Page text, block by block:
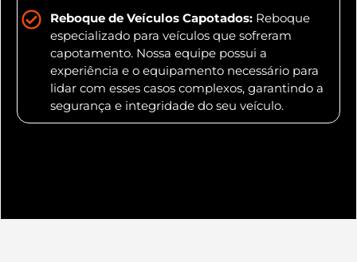
Reboque de Veículos Capotados: Reboque
especializado para veículos que sofreram
capotamento. Nossa equipe possui a
experiência e o equipamento necessário para
lidar com esses casos complexos, garantindo a
segurança e integridade do seu veículo.